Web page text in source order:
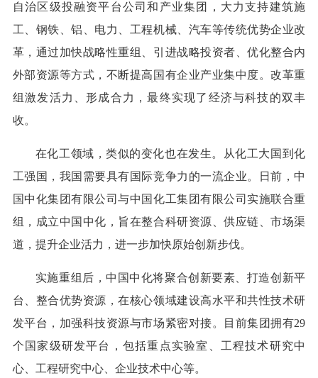
自治区级投融资平台公司和产业集团，大力支持建筑施
工、钢铁、铝、电力、工程机械、汽车等传统优势企业改
革，通过加快战略性重组、引进战略投资者、优化整合内
外部资源等方式，不断提高国有企业产业集中度。改革重
组激发活力、形成合力，最终实现了经济与科技的双丰
收。
在化工领域，类似的变化也在发生。从化工大国到化
工强国，我国需要具有国际竞争力的一流企业。日前，中
国中化集团有限公司与中国化工集团有限公司实施联合重
组，成立中国中化，旨在整合科研资源、供应链、市场渠
道，提升企业活力，进一步加快原始创新步伐。
实施重组后，中国中化将聚合创新要素、打造创新平
台、整合优势资源，在核心领域建设高水平和共性技术研
发平台，加强科技资源与市场紧密对接。目前集团拥有29
个国家级研发平台，包括重点实验室、工程技术研究中
心、工程研究中心、企业技术中心等。